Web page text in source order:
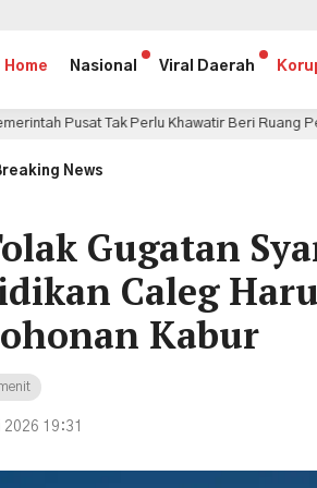
Home Nasional Viral Daerah
Khawatir Beri Ruang Penerbitan Obligasi
News
Gugatan
Caleg
Kabur
19:31